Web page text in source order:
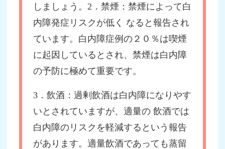
しましょう。2．禁煙：禁煙によって白
内障発症リスクが低く なると報告され
ています。白内障症例の２０％は喫煙
に起因しているとされ、禁煙は白内障
の予防に極めて重要です。
3．飲酒：過剰飲酒は白内障になりやす
いとされていますが、適量の 飲酒では
白内障のリスクを軽減するという報告
があります。適量飲酒であっても蒸留